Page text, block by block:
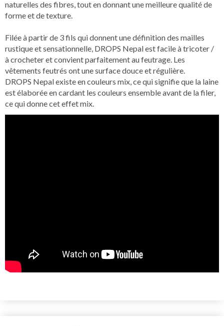
naturelles des fibres, tout en donnant une meilleure qualité de
forme et de texture.
Filée à partir de 3 fils qui donnent une définition des mailles
rustique et sensationnelle, DROPS Nepal est facile à tricoter /
à crocheter et convient parfaitement au feutrage. Les
vêtements feutrés ont une surface douce et régulière.
DROPS Nepal existe en couleurs mix, ce qui signifie que la laine
est élaborée en cardant les couleurs ensemble avant de la filer,
ce qui donne cet effet mix.